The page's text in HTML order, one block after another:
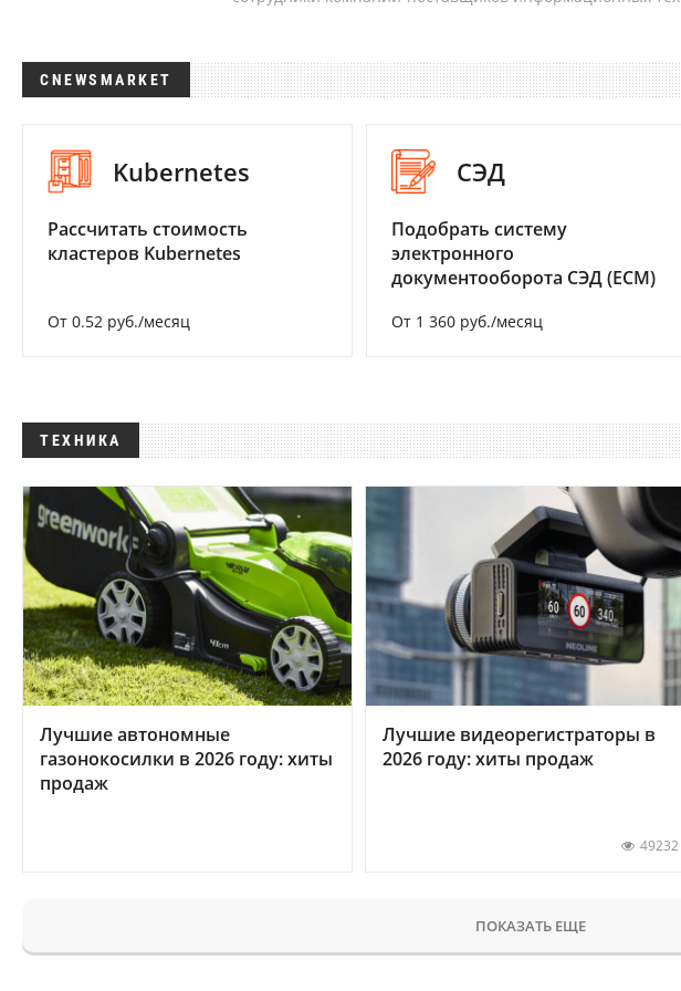
CNEWSMARKET
Kubernetes
Рассчитать стоимость
кластеров Kubernetes
От 0.52 руб./месяц
СЭД
Подобрать систему
электронного
документооборота СЭД (ECM)
От 1 360 руб./месяц
ТЕХНИКА
Лучшие автономные
газонокосилки в 2026 году: хиты
продаж
Лучшие видеорегистраторы в
2026 году: хиты продаж
49232
ПОКАЗАТЬ ЕЩЕ